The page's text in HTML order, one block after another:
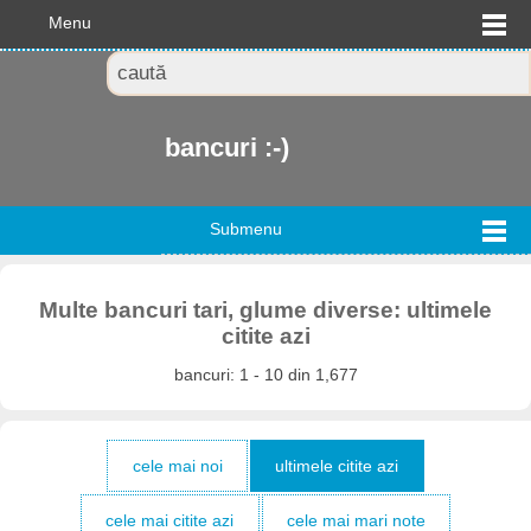
Menu
bancuri :-)
Submenu
Multe bancuri tari, glume diverse: ultimele
citite azi
bancuri: 1 - 10 din 1,677
cele mai noi ultimele citite azi
cele mai citite azi cele mai mari note